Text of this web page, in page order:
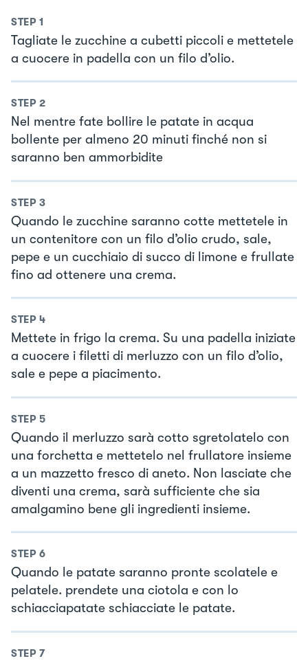
STEP 1
Tagliate le zucchine a cubetti piccoli e mettetele
a cuocere in padella con un filo d’olio.
STEP 2
Nel mentre fate bollire le patate in acqua
bollente per almeno 20 minuti finché non si
saranno ben ammorbidite
STEP 3
Quando le zucchine saranno cotte mettetele in
un contenitore con un filo d’olio crudo, sale,
pepe e un cucchiaio di succo di limone e frullate
fino ad ottenere una crema.
STEP 4
Mettete in frigo la crema. Su una padella iniziate
a cuocere i filetti di merluzzo con un filo d’olio,
sale e pepe a piacimento.
STEP 5
Quando il merluzzo sarà cotto sgretolatelo con
una forchetta e mettetelo nel frullatore insieme
a un mazzetto fresco di aneto. Non lasciate che
diventi una crema, sarà sufficiente che sia
amalgamino bene gli ingredienti insieme.
STEP 6
Quando le patate saranno pronte scolatele e
pelatele. prendete una ciotola e con lo
schiacciapatate schiacciate le patate.
STEP 7